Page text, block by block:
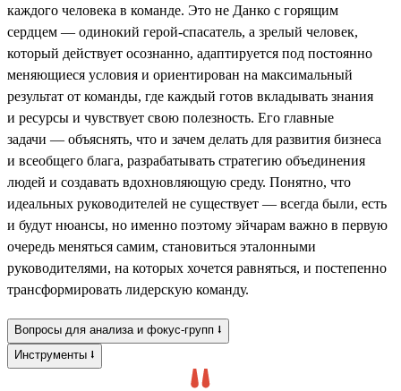
каждого человека в команде. Это не Данко с горящим
сердцем — одинокий герой-спасатель, а зрелый человек,
который действует осознанно, адаптируется под постоянно
меняющиеся условия и ориентирован на максимальный
результат от команды, где каждый готов вкладывать знания
и ресурсы и чувствует свою полезность. Его главные
задачи — объяснять, что и зачем делать для развития бизнеса
и всеобщего блага, разрабатывать стратегию объединения
людей и создавать вдохновляющую среду. Понятно, что
идеальных руководителей не существует — всегда были, есть
и будут нюансы, но именно поэтому эйчарам важно в первую
очередь меняться самим, становиться эталонными
руководителями, на которых хочется равняться, и постепенно
трансформировать лидерскую команду.
Вопросы для анализа и фокус-групп ⭣
Инструменты ⭣